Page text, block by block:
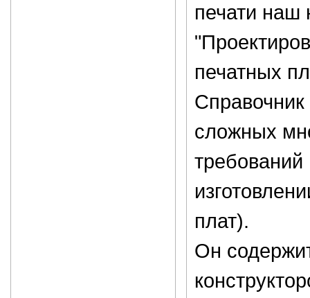
печати наш
печатных
сложных
требований
плат).
Он